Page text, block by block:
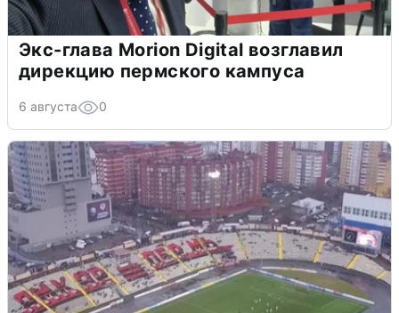
Экс-глава Morion Digital возглавил
дирекцию пермского кампуса
6 августа 0